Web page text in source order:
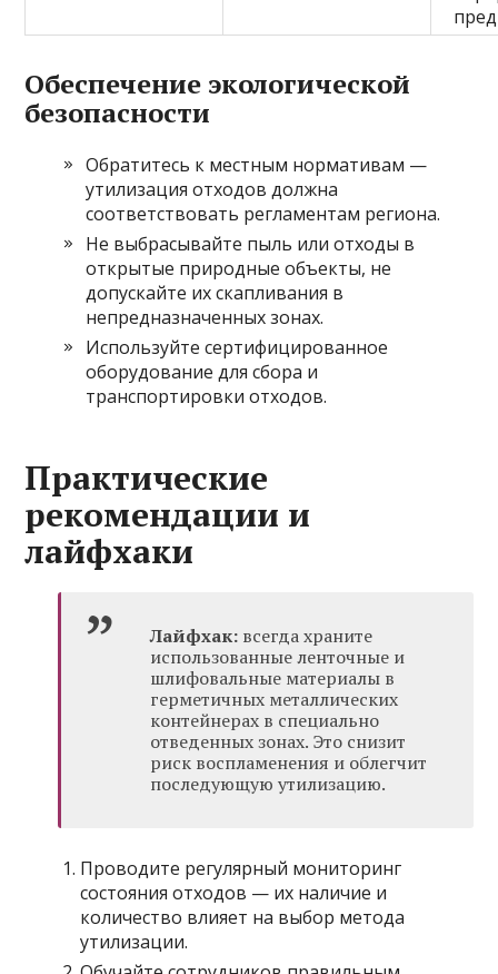
Обеспечение экологической
безопасности
Обратитесь к местным нормативам —
утилизация отходов должна
соответствовать регламентам региона.
Не выбрасывайте пыль или отходы в
открытые природные объекты, не
допускайте их скапливания в
непредназначенных зонах.
Используйте сертифицированное
оборудование для сбора и
транспортировки отходов.
Практические
рекомендации и
лайфхаки
Лайфхак: всегда храните
использованные ленточные и
шлифовальные материалы в
герметичных металлических
контейнерах в специально
отведенных зонах. Это снизит
риск воспламенения и облегчит
последующую утилизацию.
Проводите регулярный мониторинг
состояния отходов — их наличие и
количество влияет на выбор метода
утилизации.